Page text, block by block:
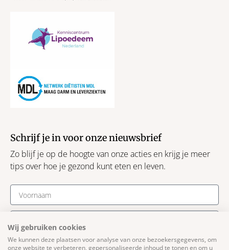
Schrijf je in voor onze nieuwsbrief
Zo blijf je op de hoogte van onze acties en krijg je meer
tips over hoe je gezond kunt eten en leven.
Schrijf je in
Wij gebruiken cookies
We kunnen deze plaatsen voor analyse van onze bezoekersgegevens, om
onze website te verbeteren, gepersonaliseerde inhoud te tonen en om u